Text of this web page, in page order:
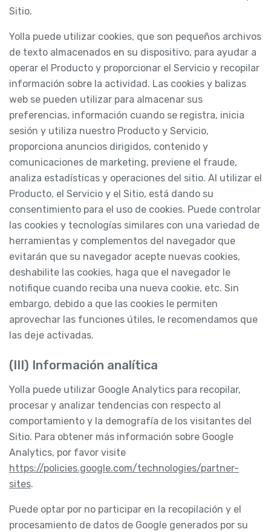
Sitio.
Yolla puede utilizar cookies, que son pequeños archivos
de texto almacenados en su dispositivo, para ayudar a
operar el Producto y proporcionar el Servicio y recopilar
información sobre la actividad. Las cookies y balizas
web se pueden utilizar para almacenar sus
preferencias, información cuando se registra, inicia
sesión y utiliza nuestro Producto y Servicio,
proporciona anuncios dirigidos, contenido y
comunicaciones de marketing, previene el fraude,
analiza estadísticas y operaciones del sitio. Al utilizar el
Producto, el Servicio y el Sitio, está dando su
consentimiento para el uso de cookies. Puede controlar
las cookies y tecnologías similares con una variedad de
herramientas y complementos del navegador que
evitarán que su navegador acepte nuevas cookies,
deshabilite las cookies, haga que el navegador le
notifique cuando reciba una nueva cookie, etc. Sin
embargo, debido a que las cookies le permiten
aprovechar las funciones útiles, le recomendamos que
las deje activadas.
(III) Información analítica
Yolla puede utilizar Google Analytics para recopilar,
procesar y analizar tendencias con respecto al
comportamiento y la demografía de los visitantes del
Sitio. Para obtener más información sobre Google
Analytics, por favor visite
https://policies.google.com/technologies/partner-
sites.
Puede optar por no participar en la recopilación y el
procesamiento de datos de Google generados por su